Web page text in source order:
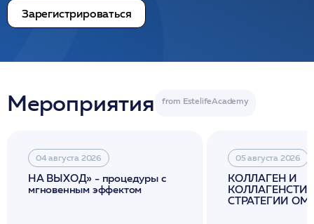
Зарегистрироваться
Мероприятия
04 августа 2026
НА ВЫХОД» - процедуры с
мгновенным эффектом
05 августа 2026
КОЛЛАГЕН И
СТРАТЕГИИ